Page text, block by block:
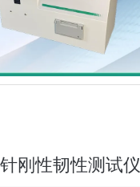
刚性韧性测试仪